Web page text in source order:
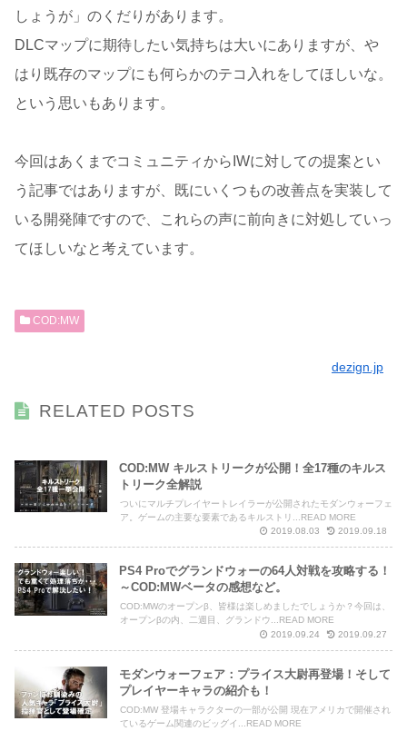
しょうが」のくだりがあります。
DLCマップに期待したい気持ちは大いにありますが、や
はり既存のマップにも何らかのテコ入れをしてほしいな。
という思いもあります。
今回はあくまでコミュニティからIWに対しての提案とい
う記事ではありますが、既にいくつもの改善点を実装して
いる開発陣ですので、これらの声に前向きに対処していっ
てほしいなと考えています。
COD:MW
dezign.jp
RELATED POSTS
COD:MW キルストリークが公開！全17種のキルス
トリーク全解説
ついにマルチプレイヤートレイラーが公開されたモダンウォーフェ
ア。ゲームの主要な要素であるキルストリ...READ MORE
2019.08.03
2019.09.18
PS4 Proでグランドウォーの64人対戦を攻略する！
～COD:MWベータの感想など。
COD:MWのオープンβ、皆様は楽しめましたでしょうか？今回は、
オープンβの内、二週目、グランドウ...READ MORE
2019.09.24
2019.09.27
モダンウォーフェア：プライス大尉再登場！そして
プレイヤーキャラの紹介も！
COD:MW 登場キャラクターの一部が公開 現在アメリカで開催され
ているゲーム関連のビッグイ...READ MORE